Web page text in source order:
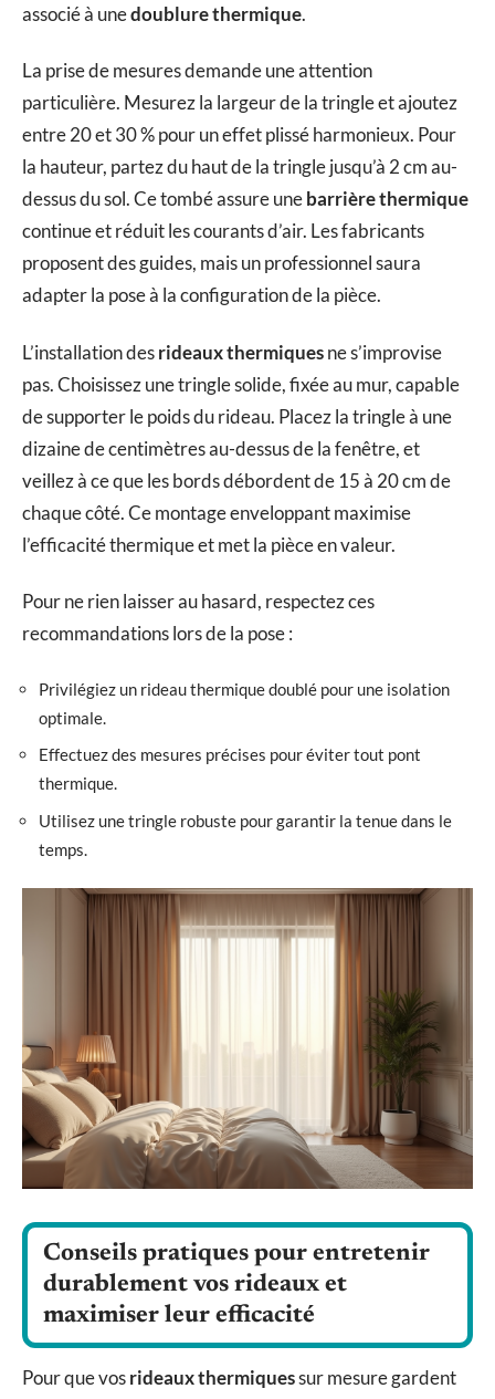
associé à unedoublure thermique.
La prise de mesures demande une attention
particulière. Mesurez la largeur de la tringle et ajoutez
entre 20 et 30 % pour un effet plissé harmonieux. Pour
la hauteur, partez du haut de la tringle jusqu’à 2 cm au-
dessus du sol. Ce tombé assure unebarrière thermique
continue et réduit les courants d’air. Les fabricants
proposent des guides, mais un professionnel saura
adapter la pose à la configuration de la pièce.
L’installation desrideaux thermiquesne s’improvise
pas. Choisissez une tringle solide, fixée au mur, capable
de supporter le poids du rideau. Placez la tringle à une
dizaine de centimètres au-dessus de la fenêtre, et
veillez à ce que les bords débordent de 15 à 20 cm de
chaque côté. Ce montage enveloppant maximise
l’efficacité thermique et met la pièce en valeur.
Pour ne rien laisser au hasard, respectez ces
recommandations lors de la pose :
Privilégiez un rideau thermique doublé pour une isolation
optimale.
Effectuez des mesures précises pour éviter tout pont
thermique.
Utilisez une tringle robuste pour garantir la tenue dans le
temps.
Conseils pratiques pour entretenir
durablement vos rideaux et
maximiser leur efficacité
Pour que vosrideaux thermiquessur mesure gardent